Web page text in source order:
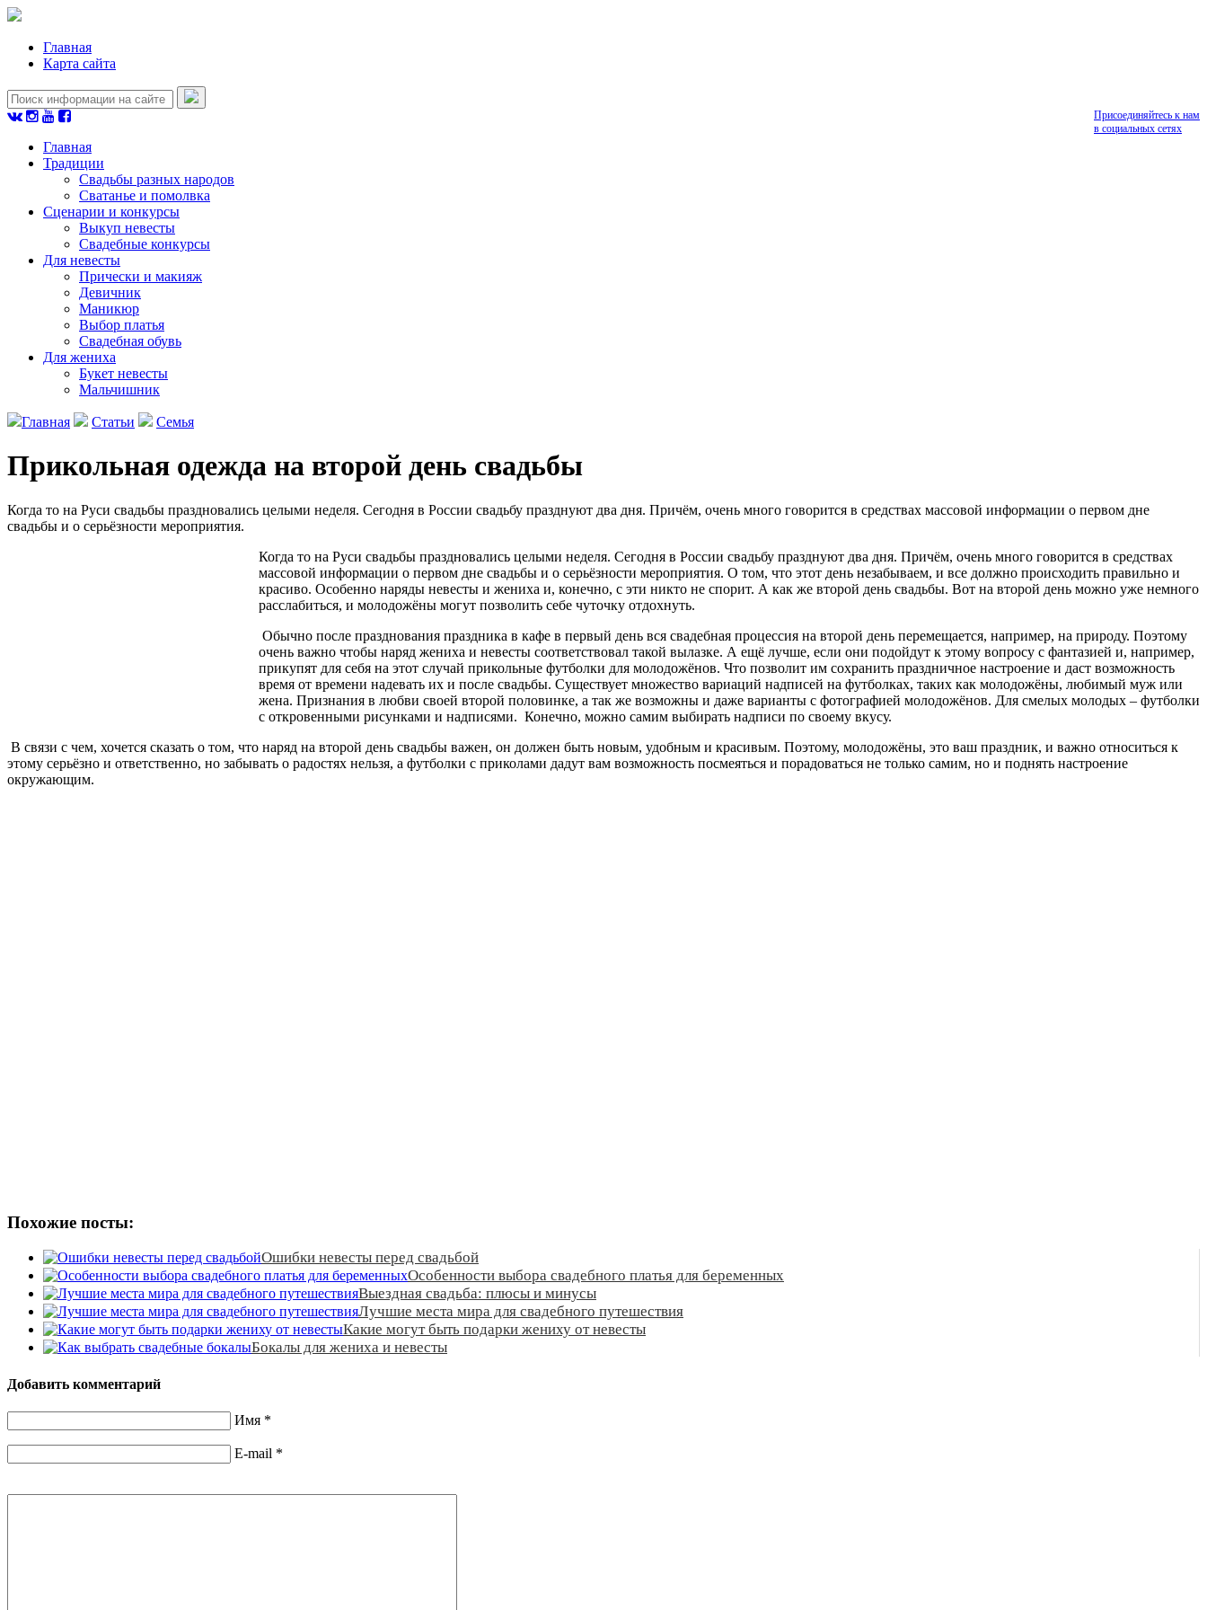
Главная
Карта сайта
Присоединяйтесь к нам
в социальных сетях
Главная
Традиции
Свадьбы разных народов
Сватанье и помолвка
Сценарии и конкурсы
Выкуп невесты
Свадебные конкурсы
Для невесты
Прически и макияж
Девичник
Маникюр
Выбор платья
Свадебная обувь
Для жениха
Букет невесты
Мальчишник
Главная Статьи Семья
Прикольная одежда на второй день свадьбы
Когда то на Руси свадьбы праздновались целыми неделя. Сегодня в России свадьбу празднуют два дня. Причём, очень много говорится в средствах массовой информации о первом дне
свадьбы и о серьёзности мероприятия.
Когда то на Руси свадьбы праздновались целыми неделя. Сегодня в России свадьбу празднуют два дня. Причём, очень много говорится в средствах
массовой информации о первом дне свадьбы и о серьёзности мероприятия. О том, что этот день незабываем, и все должно происходить правильно и
красиво. Особенно наряды невесты и жениха и, конечно, с эти никто не спорит. А как же второй день свадьбы. Вот на второй день можно уже немного
расслабиться, и молодожёны могут позволить себе чуточку отдохнуть.
Обычно после празднования праздника в кафе в первый день вся свадебная процессия на второй день перемещается, например, на природу. Поэтому
очень важно чтобы наряд жениха и невесты соответствовал такой вылазке. А ещё лучше, если они подойдут к этому вопросу с фантазией и, например,
прикупят для себя на этот случай прикольные футболки для молодожёнов. Что позволит им сохранить праздничное настроение и даст возможность
время от времени надевать их и после свадьбы. Существует множество вариаций надписей на футболках, таких как молодожёны, любимый муж или
жена. Признания в любви своей второй половинке, а так же возможны и даже варианты с фотографией молодожёнов. Для смелых молодых – футболки
с откровенными рисунками и надписями. Конечно, можно самим выбирать надписи по своему вкусу.
В связи с чем, хочется сказать о том, что наряд на второй день свадьбы важен, он должен быть новым, удобным и красивым. Поэтому, молодожёны, это ваш праздник, и важно относиться к
этому серьёзно и ответственно, но забывать о радостях нельзя, а футболки с приколами дадут вам возможность посмеяться и порадоваться не только самим, но и поднять настроение
окружающим.
Похожие посты:
Ошибки невесты перед свадьбой
Особенности выбора свадебного платья для беременных
Выездная свадьба: плюсы и минусы
Лучшие места мира для свадебного путешествия
Какие могут быть подарки жениху от невесты
Бокалы для жениха и невесты
Добавить комментарий
Имя *
E-mail *